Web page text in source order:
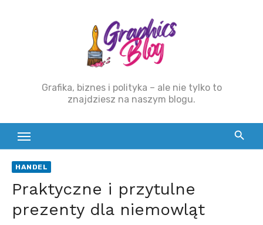
Grafika, biznes i polityka – ale nie tylko to
znajdziesz na naszym blogu.
HANDEL
Praktyczne i przytulne
prezenty dla niemowląt